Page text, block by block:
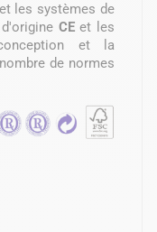
les systèmes de
CEet les
et la
de normes